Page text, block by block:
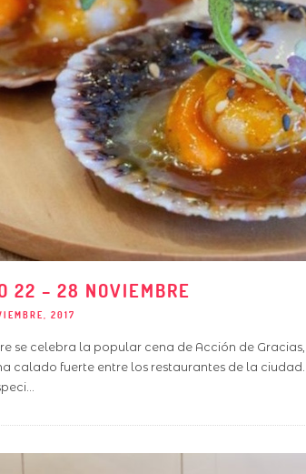
22 – 28 NOVIEMBRE
2017
se celebra la popular cena de Acción de
calado fuerte entre los restaurantes de la
...